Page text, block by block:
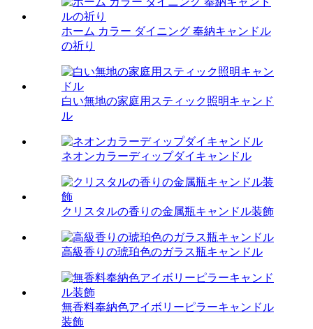
ホーム カラー ダイニング 奉納キャンドル
の祈り
白い無地の家庭用スティック照明キャンド
ル
ネオンカラーディップダイキャンドル
クリスタルの香りの金属瓶キャンドル装飾
高級香りの琥珀色のガラス瓶キャンドル
無香料奉納色アイボリーピラーキャンドル
装飾